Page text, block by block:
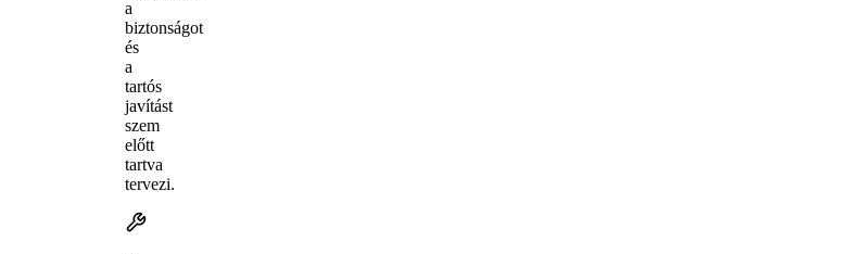
a
biztonságot
és
a
tartós
javítást
szem
előtt
tartva
tervezi.